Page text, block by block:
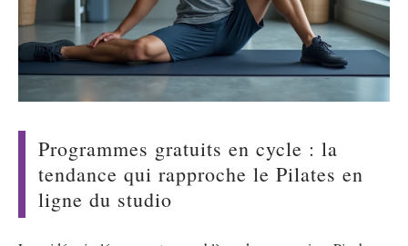
Programmes gratuits en cycle : la
tendance qui rapproche le Pilates en
ligne du studio